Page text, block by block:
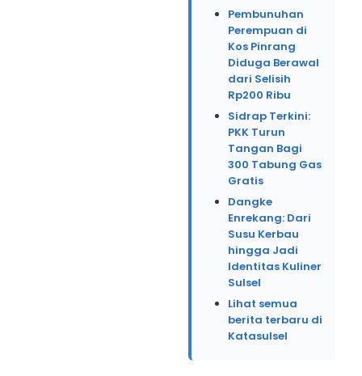
Pembunuhan
Perempuan di
Kos Pinrang
Diduga Berawal
dari Selisih
Rp200 Ribu
Sidrap Terkini:
PKK Turun
Tangan Bagi
300 Tabung Gas
Gratis
Dangke
Enrekang: Dari
Susu Kerbau
hingga Jadi
Identitas Kuliner
Sulsel
Lihat semua
berita terbaru di
Katasulsel